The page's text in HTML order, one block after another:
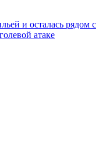
и осталась рядом с
атаке